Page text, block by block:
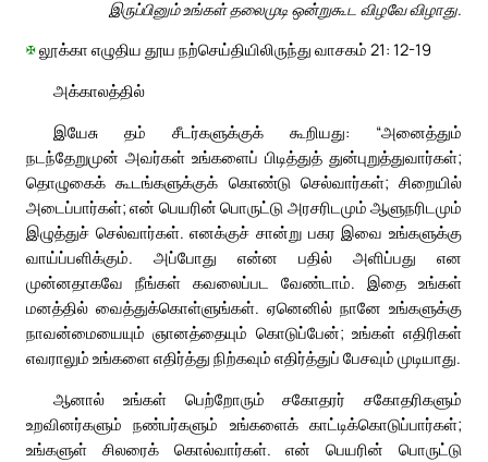
இருப்பினும் உங்கள் தலைமுடி ஒன்றுகூட விழவே விழாது.
✠லூக்கா எழுதிய தூய நற்செய்தியிலிருந்து வாசகம் 21: 12-19
அக்காலத்தில்
இயேசு தம் சீடர்களுக்குக் கூறியது: “அனைத்தும்
நடந்தேறுமுன் அவர்கள் உங்களைப் பிடித்துத் துன்புறுத்துவார்கள்;
தொழுகைக் கூடங்களுக்குக் கொண்டு செல்வார்கள்; சிறையில்
அடைப்பார்கள்; என் பெயரின் பொருட்டு அரசரிடமும் ஆளுநரிடமும்
இழுத்துச் செல்வார்கள். எனக்குச் சான்று பகர இவை உங்களுக்கு
வாய்ப்பளிக்கும். அப்போது என்ன பதில் அளிப்பது என
முன்னதாகவே நீங்கள் கவலைப்பட வேண்டாம். இதை உங்கள்
மனத்தில் வைத்துக்கொள்ளுங்கள். ஏனெனில் நானே உங்களுக்கு
நாவன்மையையும் ஞானத்தையும் கொடுப்பேன்; உங்கள் எதிரிகள்
எவராலும் உங்களை எதிர்த்து நிற்கவும் எதிர்த்துப் பேசவும் முடியாது.
ஆனால் உங்கள் பெற்றோரும் சகோதரர் சகோதரிகளும்
உறவினர்களும் நண்பர்களும் உங்களைக் காட்டிக்கொடுப்பார்கள்;
உங்களுள் சிலரைக் கொல்வார்கள். என் பெயரின் பொருட்டு